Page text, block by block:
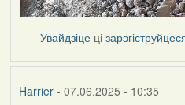
Увайдзіце ці
Harrier- 07.06.2025 - 10:35